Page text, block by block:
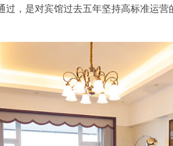
过，是对宾馆过去五年坚持高标准运